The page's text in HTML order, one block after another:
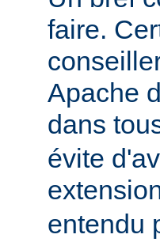
faire.
Apache
dans
évite
entendu